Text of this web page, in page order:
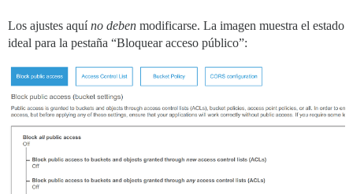
Los ajustes aquíno deben modificarse. La imagen muestra el estado
ideal para la pestaña “Bloquear acceso público”: